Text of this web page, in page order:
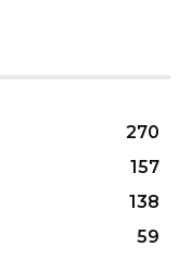
270
157
138
59